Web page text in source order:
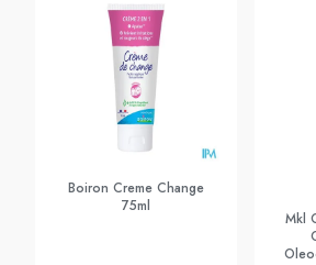
Boiron Creme Change
75ml
Mkl